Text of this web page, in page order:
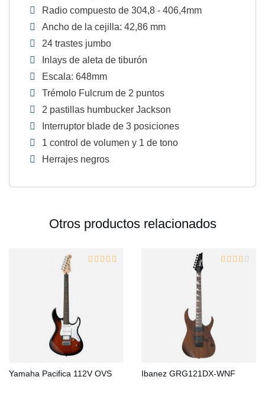
Radio compuesto de 304,8 - 406,4mm
Ancho de la cejilla: 42,86 mm
24 trastes jumbo
Inlays de aleta de tiburón
Escala: 648mm
Trémolo Fulcrum de 2 puntos
2 pastillas humbucker Jackson
Interruptor blade de 3 posiciones
1 control de volumen y 1 de tono
Herrajes negros
Otros productos relacionados
Yamaha Pacifica 112V OVS Ibanez GRG121DX-WNF